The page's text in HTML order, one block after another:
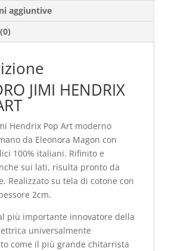
aggiuntive
JIMI HENDRIX
Hendrix Pop Art moderno
da Eleonora Magon con
100% italiani. Rifinito e
sui lati, risulta pronto da
Realizzato su tela di cotone con
2cm.
più importante innovatore della
universalmente
come il più grande chitarrista